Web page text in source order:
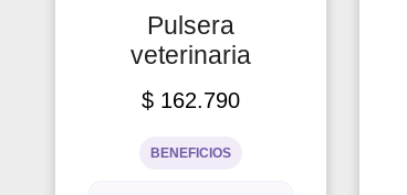
Pulsera
veterinaria
$ 162.790
BENEFICIOS